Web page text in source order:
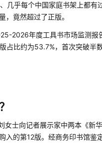
乎每个中国家庭书架上都有
，竟然超过了正版。
2026年度工具书市场监测报
占比约为53.7%，首次突破半
士向记者展示家中两本《新
入的第12版。经商务印书馆